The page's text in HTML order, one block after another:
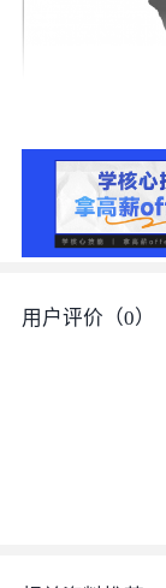
现
用户评价（0）